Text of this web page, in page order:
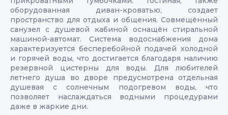
оборудованная диван-кроватью, создает
пространство для отдыха и общения. Совмещённый
санузел с душевой кабиной оснащён стиральной
машиной-автомат. Система водоснабжения дома
характеризуется бесперебойной подачей холодной
и горячей воды, что достигается благодаря наличию
резервной цистерны для воды. Для любителей
летнего душа во дворе предусмотрена отдельная
душевая с солнечным подогревом воды, что
позволяет наслаждаться водными процедурами
даже в жаркие дни.